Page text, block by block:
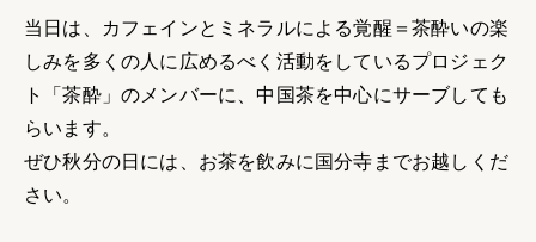
当日は、カフェインとミネラルによる覚醒＝茶酔いの楽
しみを多くの人に広めるべく活動をしているプロジェク
ト「茶酔」のメンバーに、中国茶を中心にサーブしても
らいます。
ぜひ秋分の日には、お茶を飲みに国分寺までお越しくだ
さい。